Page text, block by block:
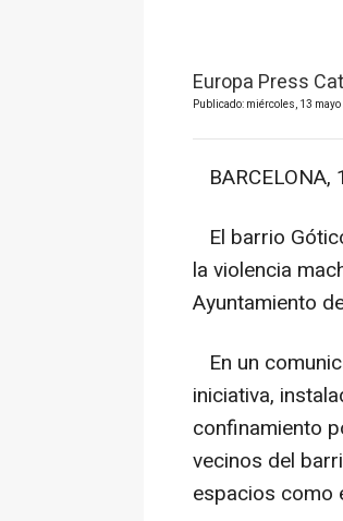
Europa Press
Publicado: miércoles, 13
BARCELONA,
El barrio
la violencia
Ayuntamiento
En un
iniciativa,
confinamiento
vecinos del
espacios como